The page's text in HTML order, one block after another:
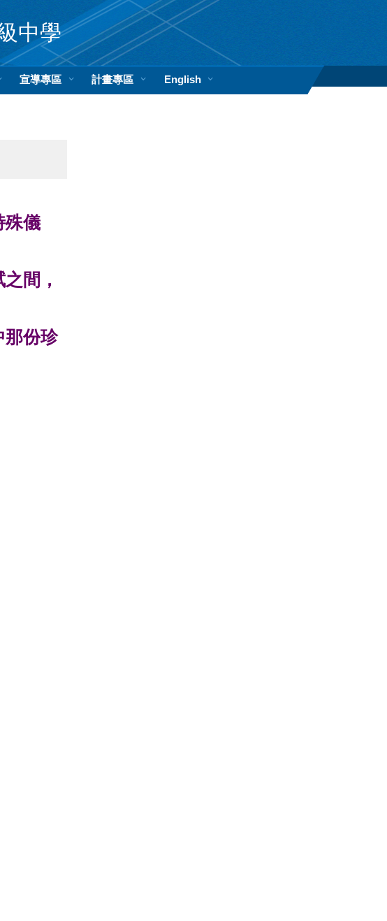
中學
宣導專區 計畫專區 English
殊儀
間，
那份珍